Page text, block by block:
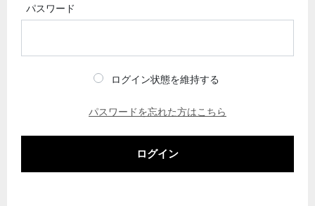
パスワード
ログイン状態を維持する
パスワードを忘れた方はこちら
ログイン